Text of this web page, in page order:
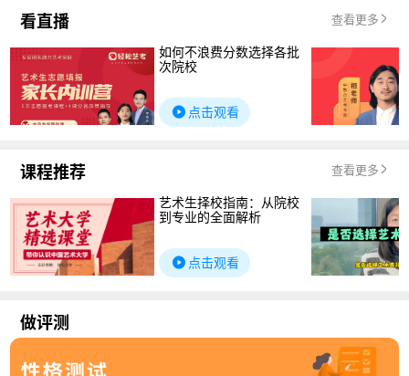
看直播 查看更多
如何不浪费分数选择各批
次院校
点击观看
课程推荐 查看更多
艺术生择校指南：从院校
到专业的全面解析
点击观看
做评测